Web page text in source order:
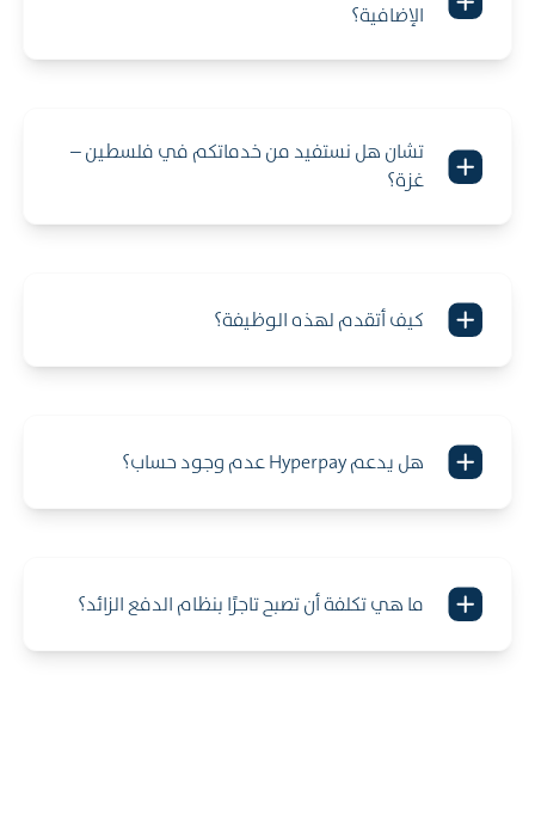
الإضافية؟
تشان هل نستفيد من خدماتكم في فلسطين –
غزة؟
كيف أتقدم لهذه الوظيفة؟
هل يدعم Hyperpay عدم وجود حساب؟
ما هي تكلفة أن تصبح تاجرًا بنظام الدفع الزائد؟